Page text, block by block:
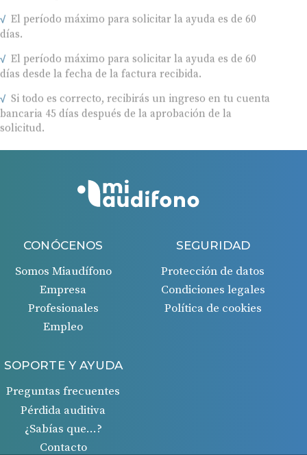
El período máximo para solicitar la ayuda es de 60
días.
El período máximo para solicitar la ayuda es de 60
días desde la fecha de la factura recibida.
Si todo es correcto, recibirás un ingreso en tu cuenta
bancaria 45 días después de la aprobación de la
solicitud.
CONÓCENOS
Somos Miaudífono
Empresa
Profesionales
Empleo
SEGURIDAD
Protección de datos
Condiciones legales
Política de cookies
SOPORTE Y AYUDA
Preguntas frecuentes
Pérdida auditiva
¿Sabías que…?
Contacto